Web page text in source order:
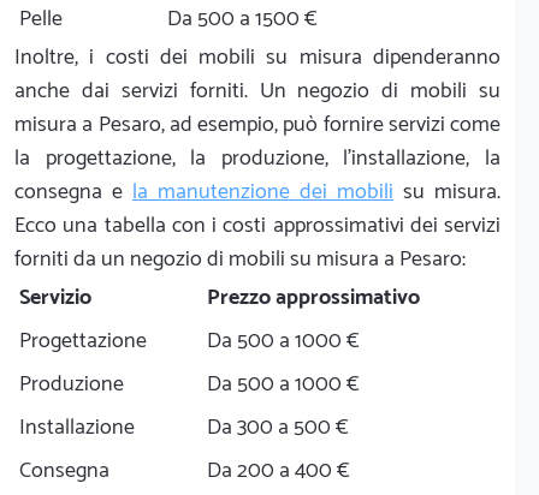
Pelle
Da 500 a 1500 €
Inoltre, i costi dei mobili su misura dipenderanno
anche dai servizi forniti. Un negozio di mobili su
misura a Pesaro, ad esempio, può fornire servizi come
la progettazione, la produzione, l'installazione, la
consegna e la manutenzione dei mobili su misura.
Ecco una tabella con i costi approssimativi dei servizi
forniti da un negozio di mobili su misura a Pesaro:
Servizio
Prezzo approssimativo
Progettazione
Da 500 a 1000 €
Produzione
Da 500 a 1000 €
Installazione
Da 300 a 500 €
Consegna
Da 200 a 400 €